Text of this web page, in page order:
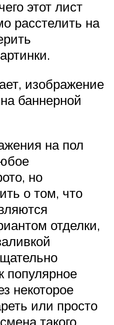
этот лист
расстелить на
изображение
баннерной
на пол
но
о том, что
отделки,
популярное
некоторое
или просто
такого